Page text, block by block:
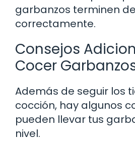
garbanzos terminen
correctamente.
Consejos
Cocer
Además de seguir los
cocción, hay algunos
pueden llevar tus
nivel.